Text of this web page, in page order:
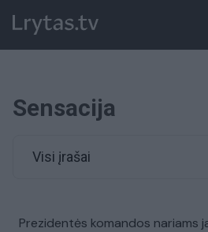
Sensacija
Visi įrašai
Prezidentės komandos nariams